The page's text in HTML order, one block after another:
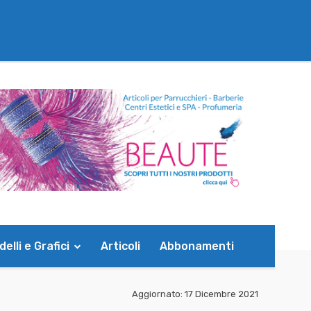
e Grafici Articoli Abbonamenti
Aggiornato: 17 Dicembre 2021